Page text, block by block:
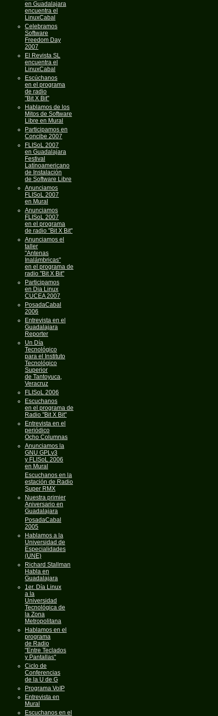
en Guadalajara
encuentra el
LinuxCabal
Celebramos
Software
Freedom Day
2007
El Revista SL
encuentra el
LinuxCabal
Escúchanos
en el programa
de radio
"Bit X Bit"
Hablamos de los
Mitos de Software
Libre en Mural
Participamos en
Concibe 2007
FLISoL 2007
en Guadalajara
Festival
Latínoamericano
de Instalación
de Software Libre
Anunciamos
FLISoL 2007
en Mural
Anunciamos
FLISoL 2007
en el programa
de radio "Bit X Bit"
Anunciamos el
taller
"Antenas
Inalámbricas"
en el programa de
radio "Bit X Bit"
Participamos
en Dia Linux
CUCEA 2007
PosadaCabal
2006
Entrevista en el
Guadalajara
Reporter
Un Día
Tecnológico
para el Instituto
Tecnológico
Superior
de Tantoyuca,
Veracruz
FLISoL 2006
Escuchanos
en el programa de
Radio "Bit X Bit"
Entrevista en el
periódico
Ocho Columnas
Anunciamos la
GNU GPLv3
y FLISoL 2006
en Mural
Escuchanos en la
estación de Radio
Super RMX
Nuestra primier
Aniversario en
Guadalajara
PosadaCabal
2005
Hablamos a la
Universidad de
Especialidades
(UNE)
Richard Stallman
Habla en
Guadalajara
1er. Día Linux
a la
Universidad
Tecnológica de
la Zona
Metropolitana
Hablamos en el
programa
de Radio
"Entre Teclados
y Pantallas"
Ciclo de
Conferencias
de la U de G
Programa VoIP
Entrevista en
Mural
Escuchanos en el